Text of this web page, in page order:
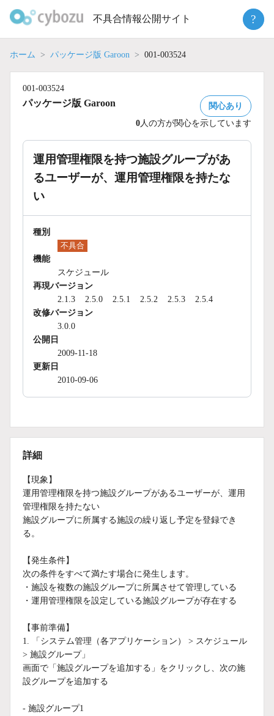
不具合情報公開サイト ?
ホーム パッケージ版 Garoon 001-003524
001-003524
パッケージ版 Garoon
関心あり
0 人の方が関心を示しています
運用管理権限を持つ施設グループがあ
るユーザーが、運用管理権限を持たな
い
種別
不具合
機能
スケジュール
再現バージョン
2.1.3
2.5.0 2.5.1 2.5.2 2.5.3
2.5.4
改修バージョン
3.0.0
公開日
2009-11-18
更新日
2010-09-06
詳細
【現象】
運用管理権限を持つ施設グループがあるユーザーが、運用
管理権限を持たない
施設グループに所属する施設の繰り返し予定を登録でき
る。
【発生条件】
次の条件をすべて満たす場合に発生します。
・施設を複数の施設グループに所属させて管理している
・運用管理権限を設定している施設グループが存在する
【事前準備】
1. 「システム管理（各アプリケーション） > スケジュール
> 施設グループ」
画面で「施設グループを追加する」をクリックし、次の施
設グループを追加する
- 施設グループ1